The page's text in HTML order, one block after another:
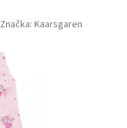
Značka: Kaarsgaren